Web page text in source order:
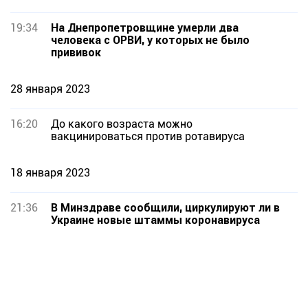
19:34
На Днепропетровщине умерли два
человека с ОРВИ, у которых не было
прививок
28 января 2023
16:20
До какого возраста можно
вакцинироваться против ротавируса
18 января 2023
21:36
В Минздраве сообщили, циркулируют ли в
Украине новые штаммы коронавируса